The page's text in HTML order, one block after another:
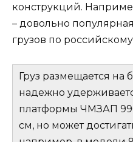
конструкций.
– довольно
грузов по
Груз размещается на
надежно
платформы ЧМЗАП
см, но может